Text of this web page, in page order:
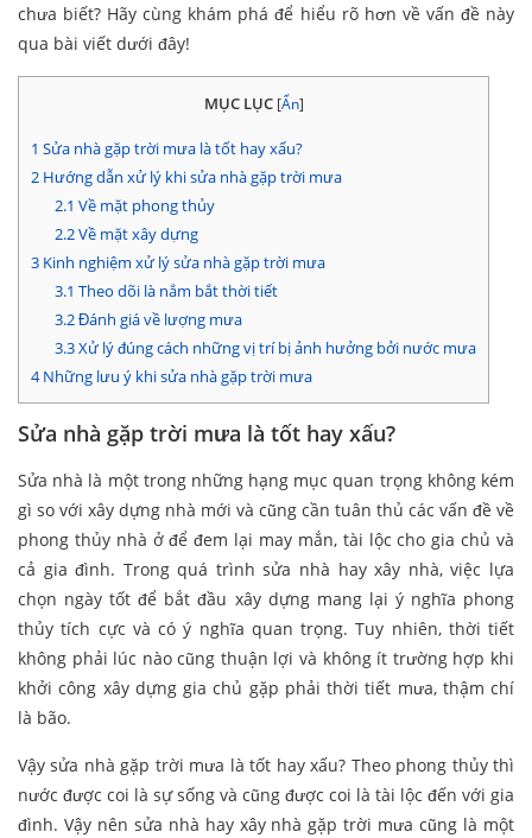
chưa biết? Hãy cùng khám phá để hiểu rõ hơn về vấn đề này
qua bài viết dưới đây!
MỤC LỤC [Ẩn]
1 Sửa nhà gặp trời mưa là tốt hay xấu?
2 Hướng dẫn xử lý khi sửa nhà gặp trời mưa
2.1 Về mặt phong thủy
2.2Về mặt xây dựng
3 Kinh nghiệm xử lý sửa nhà gặp trời mưa
3.1 Theo dõi là nắm bắt thời tiết
3.2Đánh giá về lượng mưa
3.3Xử lý đúng cách những vị trí bị ảnh hưởng bởi nước mưa
4Những lưu ý khi sửa nhà gặp trời mưa
Sửa nhà gặp trời mưa là tốt hay xấu?
Sửa nhà là một trong những hạng mục quan trọng không kém
gì so với xây dựng nhà mới và cũng cần tuân thủ các vấn đề về
phong thủy nhà ở để đem lại may mắn, tài lộc cho gia chủ và
cả gia đình. Trong quá trình sửa nhà hay xây nhà, việc lựa
chọn ngày tốt để bắt đầu xây dựng mang lại ý nghĩa phong
thủy tích cực và có ý nghĩa quan trọng. Tuy nhiên, thời tiết
không phải lúc nào cũng thuận lợi và không ít trường hợp khi
khởi công xây dựng gia chủ gặp phải thời tiết mưa, thậm chí
là bão.
Vậy sửa nhà gặp trời mưa là tốt hay xấu? Theo phong thủy thì
nước được coi là sự sống và cũng được coi là tài lộc đến với gia
đình. Vậy nên sửa nhà hay xây nhà gặp trời mưa cũng là một